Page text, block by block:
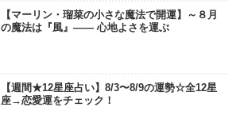
【マーリン・瑠菜の小さな魔法で開運】～８月
の魔法は『風』―― 心地よさを運ぶ
【週間★12星座占い】8/3〜8/9の運勢☆全12星
座→恋愛運をチェック！